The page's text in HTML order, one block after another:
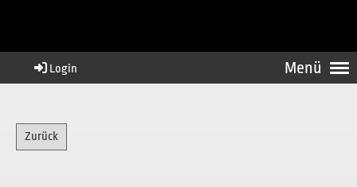
Menü
Login
Zurück